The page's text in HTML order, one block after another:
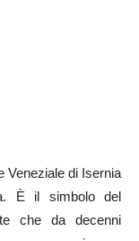
Veneziale di Isernia
È il simbolo del
che da decenni